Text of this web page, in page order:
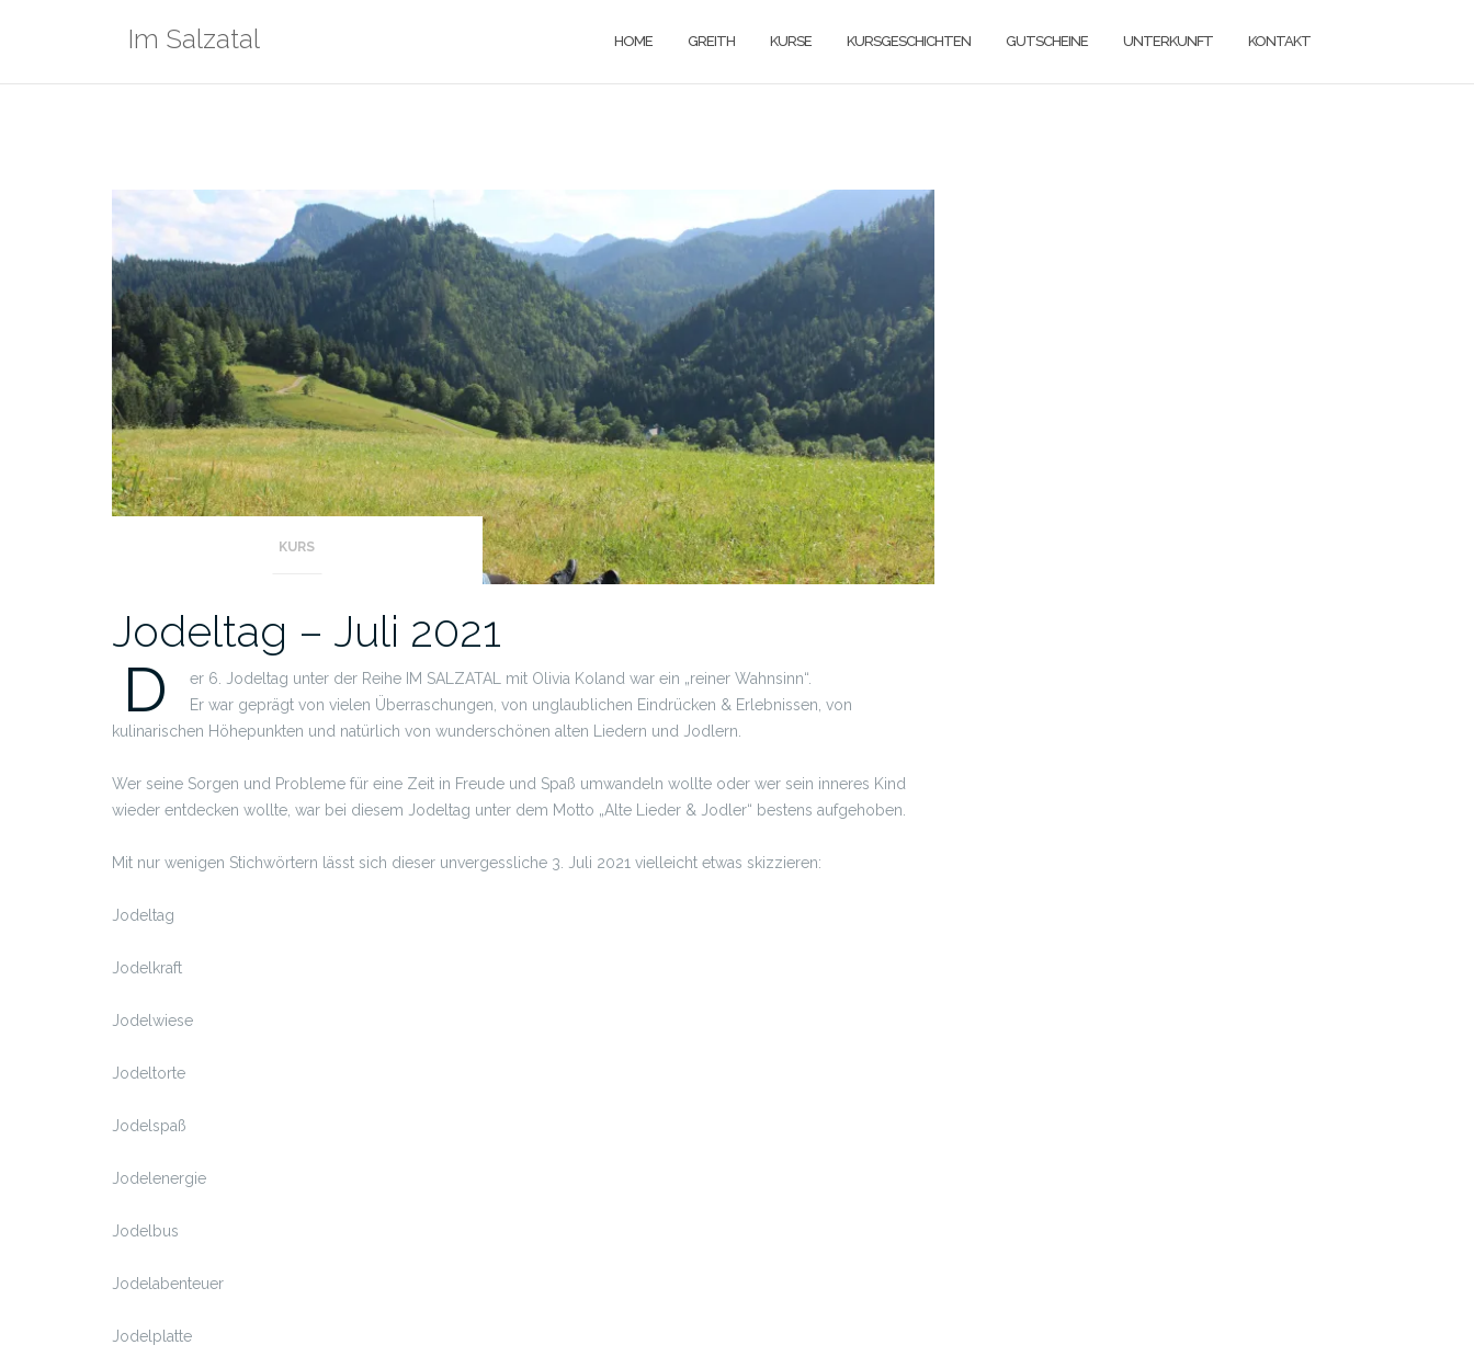
Im Salzatal HOME GREITH KURSE KURSGESCHICHTEN GUTSCHEINE UNTERKUNFT KONTAKT
KURS
Jodeltag – Juli 2021
D
er 6. Jodeltag unter der Reihe IM SALZATAL mit Olivia Koland war ein „reiner Wahnsinn“.
Er war geprägt von vielen Überraschungen, von unglaublichen Eindrücken & Erlebnissen, von
kulinarischen Höhepunkten und natürlich von wunderschönen alten Liedern und Jodlern.
Wer seine Sorgen und Probleme für eine Zeit in Freude und Spaß umwandeln wollte oder wer sein inneres Kind
wieder entdecken wollte, war bei diesem Jodeltag unter dem Motto „Alte Lieder & Jodler“ bestens aufgehoben.
Mit nur wenigen Stichwörtern lässt sich dieser unvergessliche 3. Juli 2021 vielleicht etwas skizzieren:
Jodeltag
Jodelkraft
Jodelwiese
Jodeltorte
Jodelspaß
Jodelenergie
Jodelbus
Jodelabenteuer
Jodelplatte